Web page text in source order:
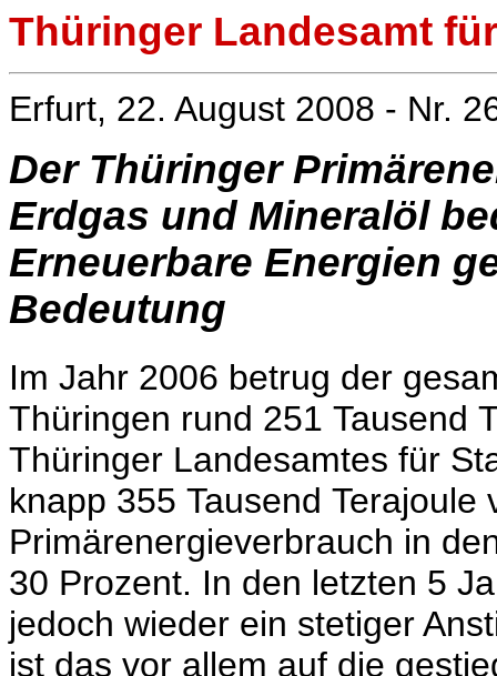
Thüringer Landesamt
Erfurt, 22. August 2008 - Nr.
Der Thüringer
Erdgas und Mineralöl
Erneuerbare Energien
Bedeutung
Im Jahr 2006 betrug der
Thüringen rund 251 Tausend
Thüringer Landesamtes für
knapp 355 Tausend
Primärenergieverbrauch in
30 Prozent. In den letzten 5
jedoch wieder ein stetiger
ist das vor allem auf die